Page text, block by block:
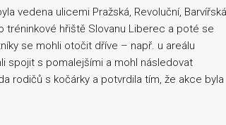
vedena ulicemi Pražská, Revoluční, Barvířská
hřiště Slovanu Liberec a poté se
se mohli otočit dříve – např. u areálu
spojit s pomalejšími a mohl následovat
rodičů s kočárky a potvrdila tím, že akce byla